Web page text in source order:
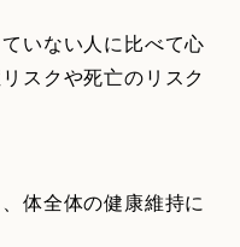
いない人に比べて心
スクや死亡のリスク
体全体の健康維持に